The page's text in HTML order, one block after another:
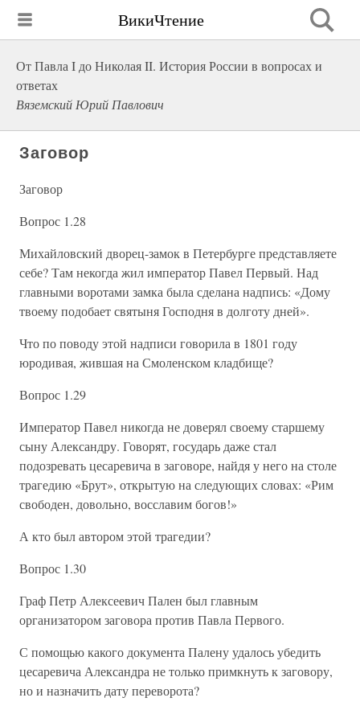
ВикиЧтение
От Павла I до Николая II. История России в вопросах и
ответах
Вяземский Юрий Павлович
Заговор
Заговор
Вопрос 1.28
Михайловский дворец-замок в Петербурге представляете
себе? Там некогда жил император Павел Первый. Над
главными воротами замка была сделана надпись: «Дому
твоему подобает святыня Господня в долготу дней».
Что по поводу этой надписи говорила в 1801 году
юродивая, жившая на Смоленском кладбище?
Вопрос 1.29
Император Павел никогда не доверял своему старшему
сыну Александру. Говорят, государь даже стал
подозревать цесаревича в заговоре, найдя у него на столе
трагедию «Брут», открытую на следующих словах: «Рим
свободен, довольно, восславим богов!»
А кто был автором этой трагедии?
Вопрос 1.30
Граф Петр Алексеевич Пален был главным
организатором заговора против Павла Первого.
С помощью какого документа Палену удалось убедить
цесаревича Александра не только примкнуть к заговору,
но и назначить дату переворота?